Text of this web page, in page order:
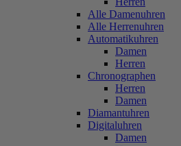
Alle Damenuhren
Alle Herrenuhren
Automatikuhren
Damen
Herren
Chronographen
Herren
Damen
Diamantuhren
Digitaluhren
Damen